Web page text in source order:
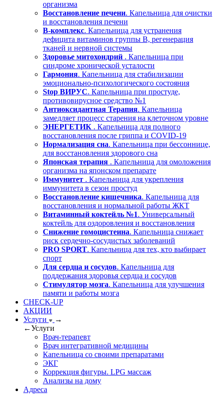
организма
Восстановление печени. Капельница для очистки
и восстановления печени
В-комплекс. Капельница для устранения
дефицита витаминов группы В, регенерация
тканей и нервной системы
Здоровье митохондрий . Капельница при
синдроме хронической усталости
Гармония. Капельница для стабилизации
эмоционально-психологического состояния
Stop ВИРУС. Капельница при простуде,
противовирусное средство №1
Антиоксидантная Терапия. Капельница
замедляет процесс старения на клеточном уровне
ЭНЕРГЕТИК . Капельница для полного
восстановления после гриппа и COVID-19
Нормализация сна. Капельница при бессоннице,
для восстановления здорового сна
Японская терапия . Капельница для омоложения
организма на японском препарате
Иммунитет . Капельница для укрепления
иммунитета в сезон простуд
Восстановление кишечника. Капельница для
восстановления и нормальной работы ЖКТ
Витаминный коктейль №1. Универсальный
коктейль для оздоровления и восстановления
Снижение гомоцистеина. Капельница снижает
риск сердечно-сосудистых заболеваний
PRO SPORT. Капельница для тех, кто выбирает
спорт
Для сердца и сосудов. Капельница для
поддержания здоровья сердца и сосудов
Стимулятор мозга. Капельница для улучшения
памяти и работы мозга
CHECK-UP
АКЦИИ
Услуги
→
←Услуги
Врач-терапевт
Врач интегративной медицины
Капельница со своими препаратами
ЭКГ
Коррекция фигуры. LPG массаж
Анализы на дому
Адреса